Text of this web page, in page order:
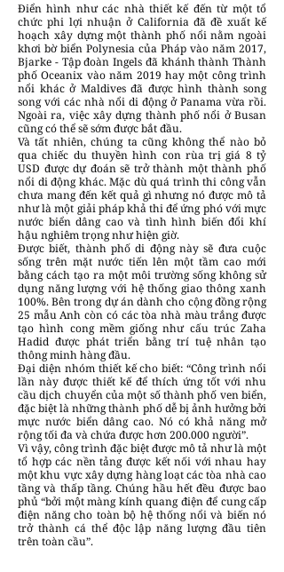
Điển hình như các nhà thiết kế đến từ một tổ
chức phi lợi nhuận ở California đã đề xuất kế
hoạch xây dựng một thành phố nổi nằm ngoài
khơi bờ biển Polynesia của Pháp vào năm 2017,
Bjarke - Tập đoàn Ingels đã khánh thành Thành
phố Oceanix vào năm 2019 hay một công trình
nổi khác ở Maldives đã được hình thành song
song với các nhà nổi di động ở Panama vừa rồi.
Ngoài ra, việc xây dựng thành phố nổi ở Busan
cũng có thể sẽ sớm được bắt đầu.
Và tất nhiên, chúng ta cũng không thể nào bỏ
qua chiếc du thuyền hình con rùa trị giá 8 tỷ
USD được dự đoán sẽ trở thành một thành phố
nổi di động khác. Mặc dù quá trình thi công vẫn
chưa mang đến kết quả gì nhưng nó được mô tả
như là một giải pháp khả thi để ứng phó với mực
nước biển dâng cao và tình hình biến đổi khí
hậu nghiêm trọng như hiện giờ.
Được biết, thành phố di động này sẽ đưa cuộc
sống trên mặt nước tiến lên một tầm cao mới
bằng cách tạo ra một môi trường sống không sử
dụng năng lượng với hệ thống giao thông xanh
100%. Bên trong dự án dành cho cộng đồng rộng
25 mẫu Anh còn có các tòa nhà màu trắng được
tạo hình cong mềm giống như cấu trúc Zaha
Hadid được phát triển bằng trí tuệ nhân tạo
thông minh hàng đầu.
Đại diện nhóm thiết kế cho biết: “Công trình nổi
lần này được thiết kế để thích ứng tốt với nhu
cầu dịch chuyển của một số thành phố ven biển,
đặc biệt là những thành phố dễ bị ảnh hưởng bởi
mực nước biển dâng cao. Nó có khả năng mở
rộng tối đa và chứa được hơn 200.000 người”.
Vì vậy, công trình đặc biệt được mô tả như là một
tổ hợp các nền tảng được kết nối với nhau hay
một khu vực xây dựng hàng loạt các tòa nhà cao
tầng và thấp tầng. Chúng hầu hết đều được bao
phủ “bởi một màng kính quang điện để cung cấp
điện năng cho toàn bộ hệ thống nổi và biến nó
trở thành cá thể độc lập năng lượng đầu tiên
trên toàn cầu”.